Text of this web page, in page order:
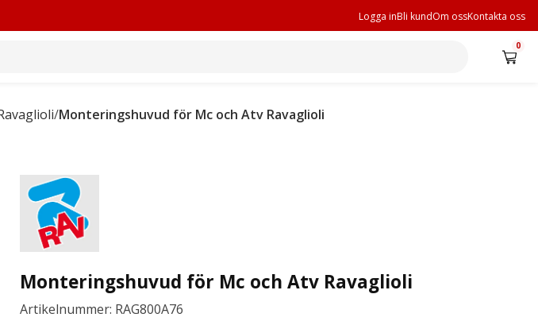
Logga inBli kundOm ossKontakta oss
0
/Monteringshuvud för Mc och Atv Ravaglioli
Monteringshuvud för Mc och Atv Ravaglioli
Artikelnummer: RAG800A76